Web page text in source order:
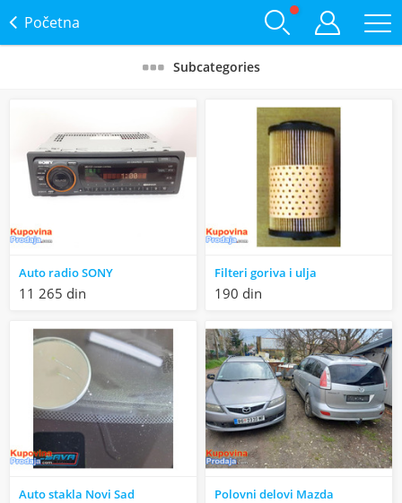
Početna
Subcategories
Auto radio SONY
11 265 din
Filteri goriva i ulja
190 din
Auto stakla Novi Sad Polovni delovi Mazda